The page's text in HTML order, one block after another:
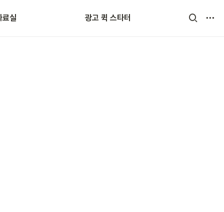
료실 광고 퀵 스타터
사전